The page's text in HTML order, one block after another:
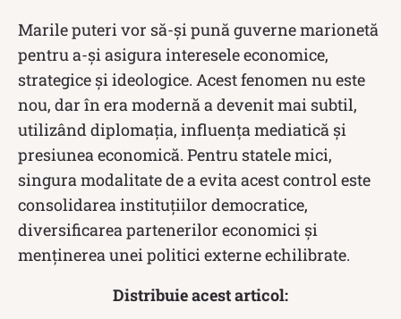
Marile puteri vor să-și pună guverne marionetă
pentru a-și asigura interesele economice,
strategice și ideologice. Acest fenomen nu este
nou, dar în era modernă a devenit mai subtil,
utilizând diplomația, influența mediatică și
presiunea economică. Pentru statele mici,
singura modalitate de a evita acest control este
consolidarea instituțiilor democratice,
diversificarea partenerilor economici și
menținerea unei politici externe echilibrate.
Distribuie acest articol: